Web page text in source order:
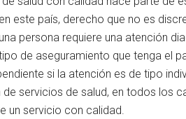
este país, derecho que no es
persona requiere una atención
de aseguramiento que tenga el
si la atención es de tipo
servicios de salud, en todos los
un servicio con calidad.